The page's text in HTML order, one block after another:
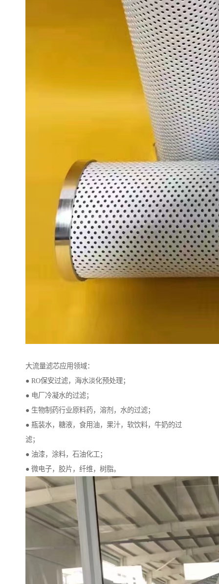
大流量滤芯应用领域：
● RO保安过滤，海水淡化预处理；
● 电厂冷凝水的过滤；
● 生物制药行业原料药，溶剂，水的过滤；
● 瓶装水，糖液，食用油，果汁，软饮料，牛奶的过
滤；
● 油漆，涂料，石油化工；
● 微电子，胶片，纤维，树脂。